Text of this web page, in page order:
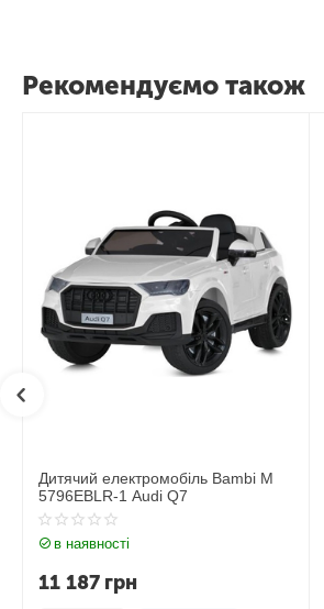
Рекомендуємо також
Дитячий електромобіль Bambi M
6020EBLR-12 Mercedes
в наявності
10 732 грн